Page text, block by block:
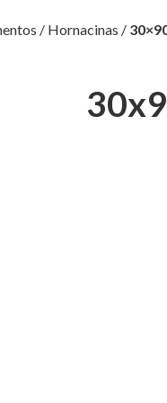
/ Hornacinas /